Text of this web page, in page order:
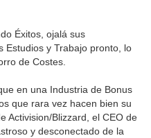
Éxitos, ojalá sus
Estudios y Trabajo pronto, lo
de Costes.
en una Industria de Bonus
que rara vez hacen bien su
Activision/Blizzard, el CEO de
y desconectado de la